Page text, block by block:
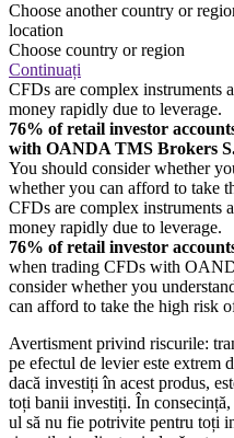
Choose another country or
location
Choose country or region
Continuați
CFDs are complex instruments
money rapidly due to leverage.
76% of retail investor
with OANDA TMS Brokers
You should consider whether
whether you can afford to take
CFDs are complex instruments
money rapidly due to leverage.
76% of retail investor
when trading CFDs with
consider whether you
can afford to take the high risk
Avertisment privind riscurile:
pe efectul de levier este extrem
dacă investiți în acest produs,
toți banii investiți. În
ul să nu fie potrivite pentru toți